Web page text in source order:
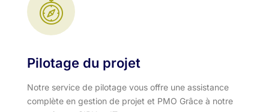
Pilotage du projet
Notre service de pilotage vous offre une assistance
complète en gestion de projet et PMO Grâce à notre